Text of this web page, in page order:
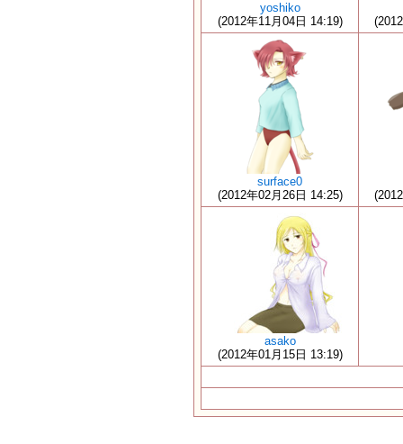
yoshiko
(2012年11月04日 14:19)
surface0
(2012年02月26日 14:25)
asako
(2012年01月15日 13:19)